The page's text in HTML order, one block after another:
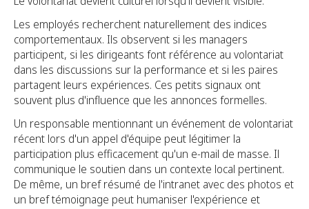
Les employés recherchent naturellement des indices
comportementaux. Ils observent si les managers
participent, si les dirigeants font référence au volontariat
dans les discussions sur la performance et si les paires
partagent leurs expériences. Ces petits signaux ont
souvent plus d'influence que les annonces formelles.
Un responsable mentionnant un événement de volontariat
récent lors d'un appel d'équipe peut légitimer la
participation plus efficacement qu'un e-mail de masse. Il
communique le soutien dans un contexte local pertinent.
De même, un bref résumé de l'intranet avec des photos et
un bref témoignage peut humaniser l'expérience et